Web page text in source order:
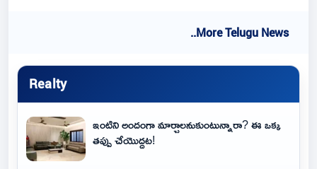
..More Telugu News
Realty
ఇంటిని అందంగా మార్చాలనుకుంటున్నారా? ఈ ఒక్క
తప్పు చేయొద్దట!